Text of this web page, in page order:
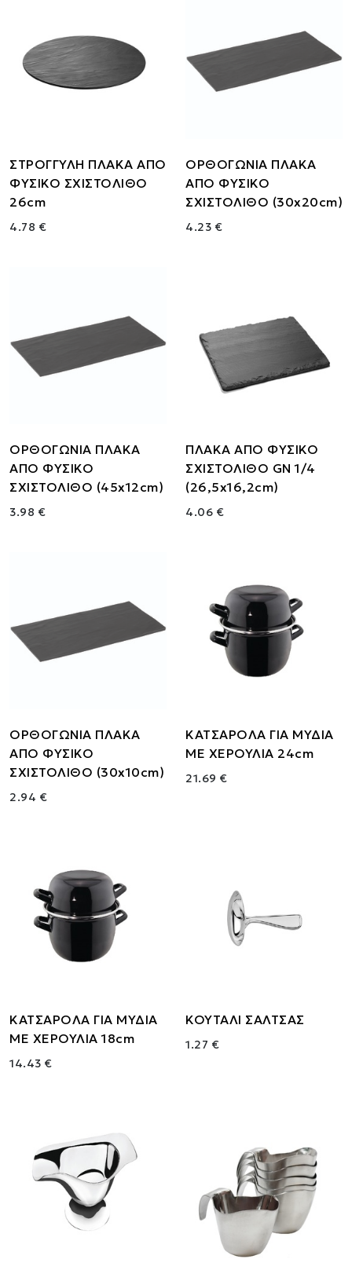
ΣΤΡΟΓΓΥΛΗ ΠΛΑΚΑ ΑΠΟ
ΦΥΣΙΚΟ ΣΧΙΣΤΟΛΙΘΟ
26cm
4.78 €
ΟΡΘΟΓΩΝΙΑ ΠΛΑΚΑ
ΑΠΟ ΦΥΣΙΚΟ
ΣΧΙΣΤΟΛΙΘΟ (30x20cm)
4.23 €
ΟΡΘΟΓΩΝΙΑ ΠΛΑΚΑ
ΑΠΟ ΦΥΣΙΚΟ
ΣΧΙΣΤΟΛΙΘΟ (45x12cm)
3.98 €
ΠΛΑΚΑ ΑΠΟ ΦΥΣΙΚΟ
ΣΧΙΣΤΟΛΙΘΟ GN 1/4
(26,5x16,2cm)
4.06 €
ΟΡΘΟΓΩΝΙΑ ΠΛΑΚΑ
ΑΠΟ ΦΥΣΙΚΟ
ΣΧΙΣΤΟΛΙΘΟ (30x10cm)
2.94 €
ΚΑΤΣΑΡΟΛΑ ΓΙΑ ΜΥΔΙΑ
ΜΕ ΧΕΡΟΥΛΙΑ 24cm
21.69 €
ΚΑΤΣΑΡΟΛΑ ΓΙΑ ΜΥΔΙΑ
ΜΕ ΧΕΡΟΥΛΙΑ 18cm
14.43 €
ΚΟΥΤΑΛΙ ΣΑΛΤΣΑΣ
1.27 €